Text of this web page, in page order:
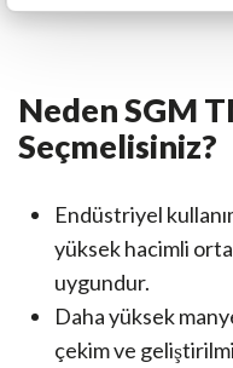
Neden SGM
Seçmelisiniz?
Endüstriyel
yüksek hacimli
uygundur.
Daha yüksek
çekim ve